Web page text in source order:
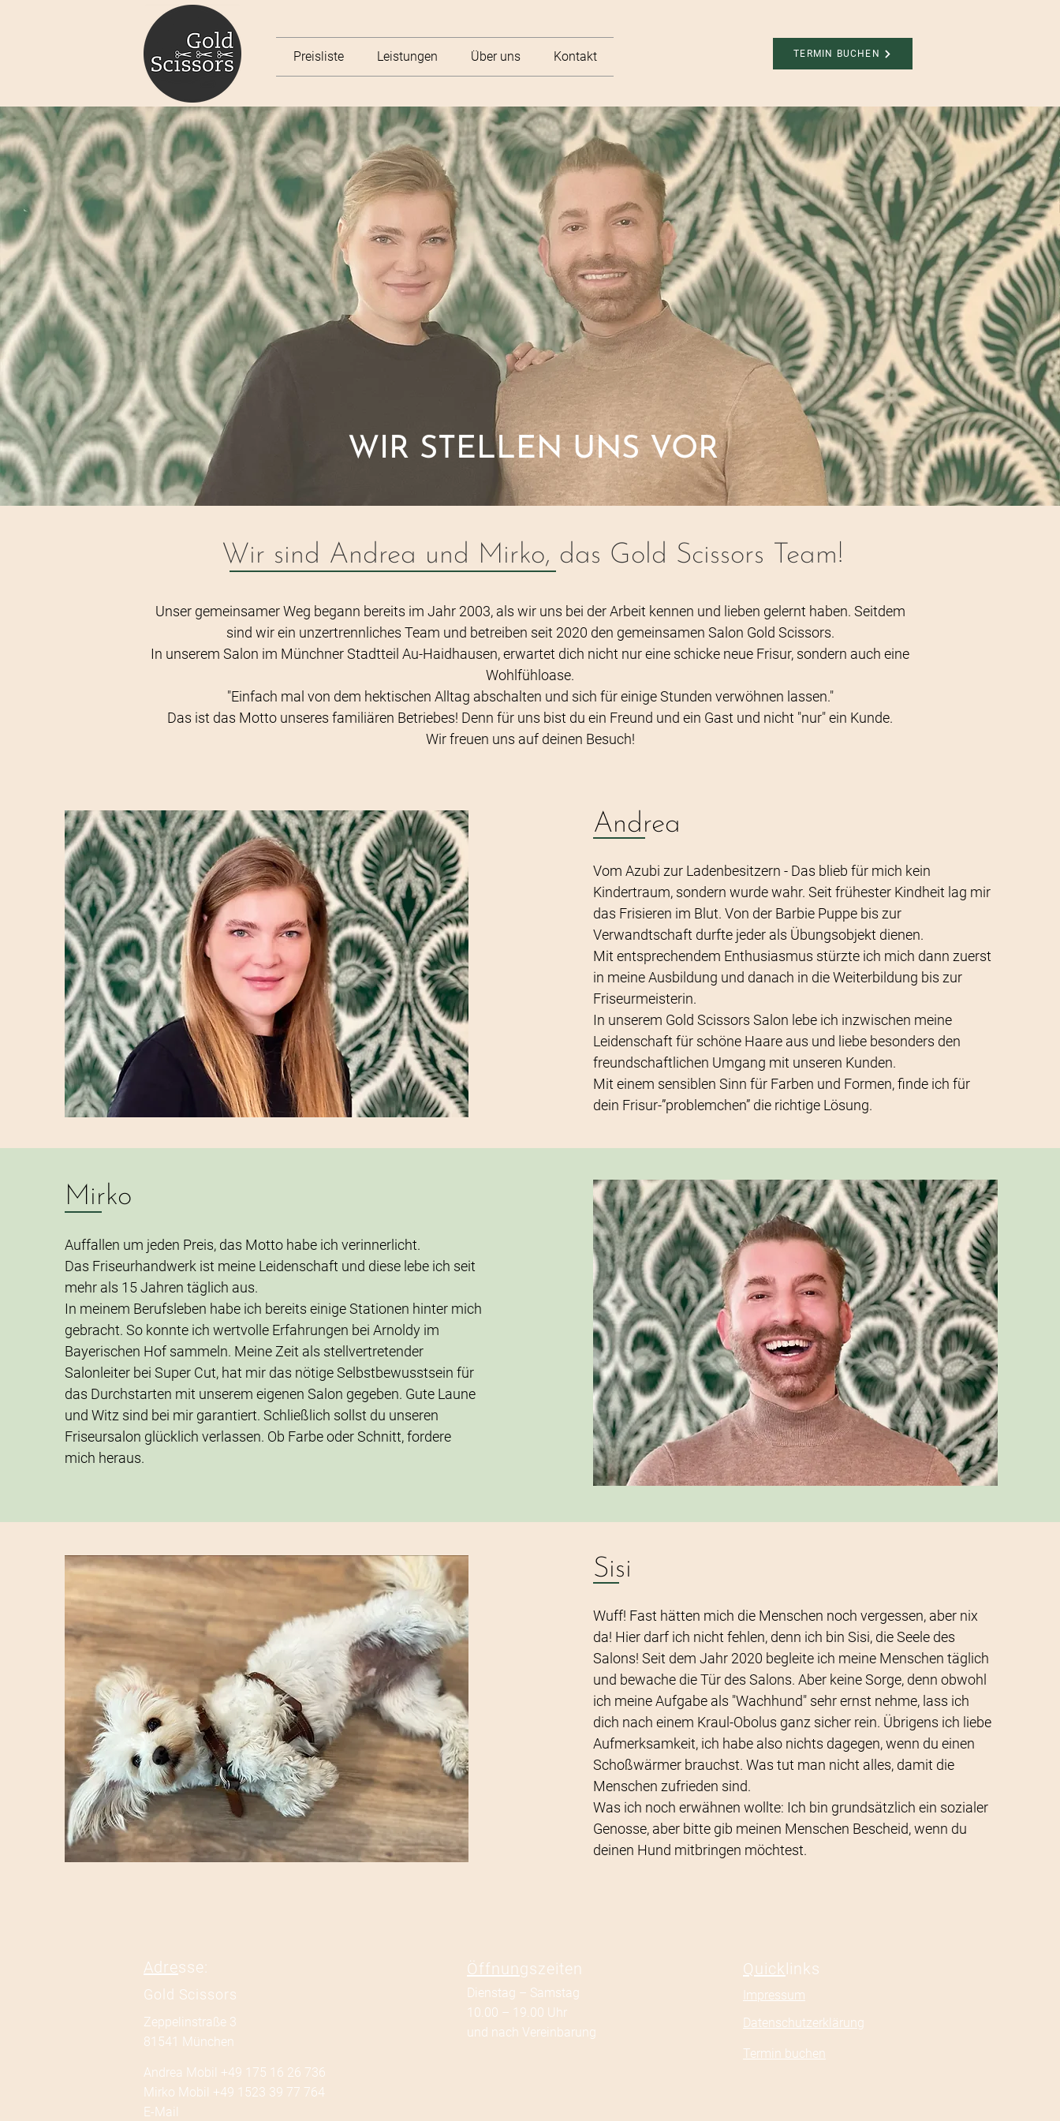
Preisliste Leistungen Über uns Kontakt TERMIN BUCHEN
WIR STELLEN UNS VOR
Wir sind Andrea und Mirko, das Gold Scissors Team!
Unser gemeinsamer Weg begann bereits im Jahr 2003, als wir uns bei der Arbeit kennen und lieben gelernt haben. Seitdem
sind wir ein unzertrennliches Team und betreiben seit 2020 den gemeinsamen Salon Gold Scissors.
In unserem Salon im Münchner Stadtteil Au-Haidhausen, erwartet dich nicht nur eine schicke neue Frisur, sondern auch eine
Wohlfühloase.
"Einfach mal von dem hektischen Alltag abschalten und sich für einige Stunden verwöhnen lassen."
Das ist das Motto unseres familiären Betriebes! Denn für uns bist du ein Freund und ein Gast und nicht "nur" ein Kunde.
Wir freuen uns auf deinen Besuch!
Andrea
Vom Azubi zur Ladenbesitzern - Das blieb für mich kein
Kindertraum, sondern wurde wahr. Seit frühester Kindheit lag mir
das Frisieren im Blut. Von der Barbie Puppe bis zur
Verwandtschaft durfte jeder als Übungsobjekt dienen.
Mit entsprechendem Enthusiasmus stürzte ich mich dann zuerst
in meine Ausbildung und danach in die Weiterbildung bis zur
Friseurmeisterin.
In unserem Gold Scissors Salon lebe ich inzwischen meine
Leidenschaft für schöne Haare aus und liebe besonders den
freundschaftlichen Umgang mit unseren Kunden.
Mit einem sensiblen Sinn für Farben und Formen, finde ich für
dein Frisur-”problemchen” die richtige Lösung.
Mirko
Auffallen um jeden Preis, das Motto habe ich verinnerlicht.
Das Friseurhandwerk ist meine Leidenschaft und diese lebe ich seit
mehr als 15 Jahren täglich aus.
In meinem Berufsleben habe ich bereits einige Stationen hinter mich
gebracht. So konnte ich wertvolle Erfahrungen bei Arnoldy im
Bayerischen Hof sammeln. Meine Zeit als stellvertretender
Salonleiter bei Super Cut, hat mir das nötige Selbstbewusstsein für
das Durchstarten mit unserem eigenen Salon gegeben. Gute Laune
und Witz sind bei mir garantiert. Schließlich sollst du unseren
Friseursalon glücklich verlassen. Ob Farbe oder Schnitt, fordere
mich heraus.
Sisi
Wuff! Fast hätten mich die Menschen noch vergessen, aber nix
da! Hier darf ich nicht fehlen, denn ich bin Sisi, die Seele des
Salons! Seit dem Jahr 2020 begleite ich meine Menschen täglich
und bewache die Tür des Salons. Aber keine Sorge, denn obwohl
ich meine Aufgabe als "Wachhund" sehr ernst nehme, lass ich
dich nach einem Kraul-Obolus ganz sicher rein. Übrigens ich liebe
Aufmerksamkeit, ich habe also nichts dagegen, wenn du einen
Schoßwärmer brauchst. Was tut man nicht alles, damit die
Menschen zufrieden sind.
Was ich noch erwähnen wollte: Ich bin grundsätzlich ein sozialer
Genosse, aber bitte gib meinen Menschen Bescheid, wenn du
deinen Hund mitbringen möchtest.
Adresse:
Gold Scissors
Zeppelinstraße 3
81541 München
Andrea Mobil +49 175 16 26 736
Mirko Mobil +49 1523 39 77 764
E-Mail
Öffnungszeiten
Dienstag – Samstag
10.00 – 19.00 Uhr
und nach Vereinbarung
Quicklinks
Impressum
Datenschutzerklärung
Termin buchen